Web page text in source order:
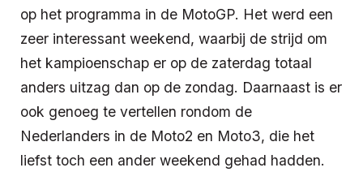
op het programma in de MotoGP. Het werd een
zeer interessant weekend, waarbij de strijd om
het kampioenschap er op de zaterdag totaal
anders uitzag dan op de zondag. Daarnaast is er
ook genoeg te vertellen rondom de
Nederlanders in de Moto2 en Moto3, die het
liefst toch een ander weekend gehad hadden.